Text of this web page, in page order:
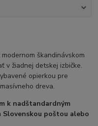
škandinávskom
v žiadnej detskej izbičke.
opierkou pre
dreva.
k nadštandardným
Slovenskou poštou alebo